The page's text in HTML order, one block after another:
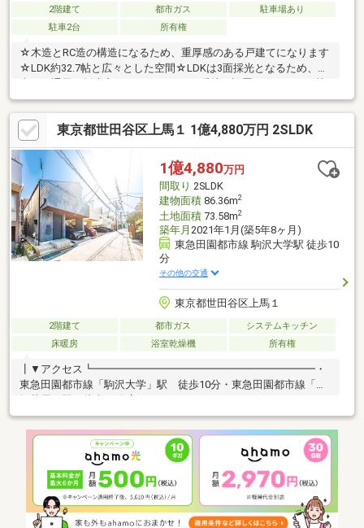
2階建て 都市ガス
駐車場あり
駐車2台
所有権
☆木造とRC造の構造になるため、重厚感のある戸建てになります
☆LDK約32.7帖と広々とした空間☆LDKは3面採光となるため、日
適にお過ごしいただけます☆2台のカースペースがあるため、ご
自身と来客用用途でもご利用いただけます☆屋根裏収納と地下部
分には約7.8帖の倉庫あり☆1階・2階ともにお手洗いを設置済み～
周辺環境～・マルエツ中里店・・・約530m(徒歩7分)・セブンイ
レブン世田谷上馬店・・・約250m(徒歩4分)
東京都世田谷区上馬１ 1億4,880万円 2SLDK
1億4,880万円
間取り 2SLDK
建物面積86.36m2
土地面積73.58m2
築年月 2021年1月(築5年8ヶ月)
東急田園都市線 駒沢大学駅 徒歩10
分
その他の交通
東京都世田谷区上馬１
2階建て 都市ガス
システムキッチン
床暖房
浴室乾燥機 所有権
┃▼アクセス┗━━━━━━━━━━━━━━━━━━━━━・
東急田園都市線「駒沢大学」駅 徒歩10分・東急田園都市線「三
┗━━━━━━━━━━━━━━━━━━━━━・外からの視線
が気になりにくい2階リビング・約18.7畳のLDKの一部には電気式
床暖房有 また勾配天井になっているため開放感有・LD部分が見
渡せるカウンターキッチン・各種水回りに窓があり換気ができる
ため、湿気がこもらず衛生的・全居室収納スペース有・約8.02m2
のグルニエがあり、季節物の家電等の収納が可能です・トイレ2箇
所有(1階・2階)・車庫有